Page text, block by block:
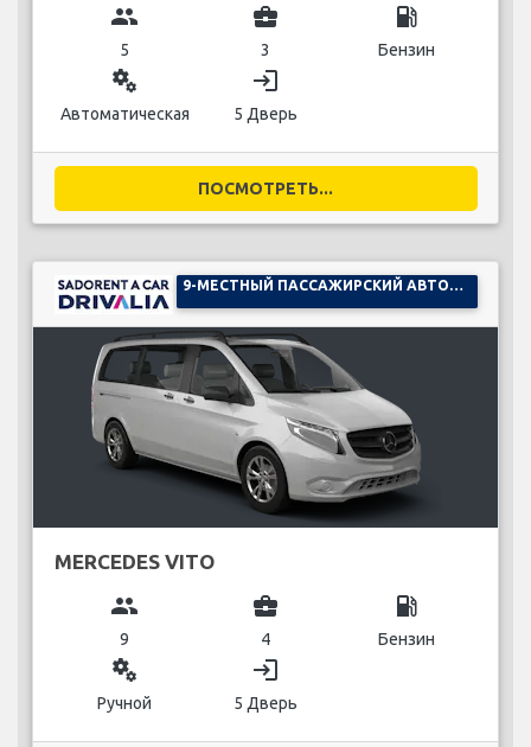
group
5
business_center
3
local_gas_station
Бензин
miscellaneous_services
Автоматическая
login
5 Дверь
ПОСМОТРЕТЬ...
MERCEDES VITO
group
9
business_center
4
local_gas_station
Бензин
miscellaneous_services
Ручной
login
5 Дверь